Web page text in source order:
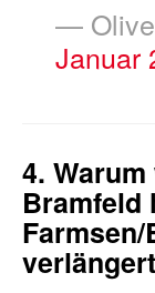
—
Januar
4.
Bramfeld